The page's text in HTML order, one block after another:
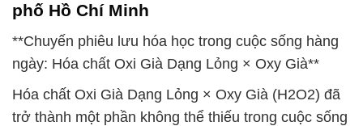
phố Hồ Chí Minh
**Chuyến phiêu lưu hóa học trong cuộc sống hàng
ngày: Hóa chất Oxi Già Dạng Lỏng × Oxy Già**
Hóa chất Oxi Già Dạng Lỏng × Oxy Già (H2O2) đã
trở thành một phần không thể thiếu trong cuộc sống